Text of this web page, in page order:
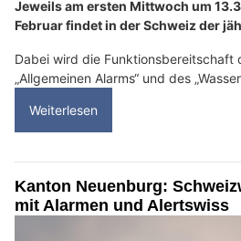
Jeweils am ersten Mittwoch um
Februar findet in der Schweiz der
Dabei wird die Funktionsbereitschaft
„Allgemeinen Alarms“ und des
Weiterlesen
Kanton Neuenburg:
mit Alarmen und Alertswiss